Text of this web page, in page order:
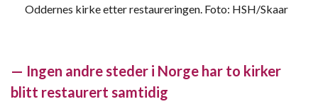
Oddernes kirke etter restaureringen. Foto: HSH/Skaar
— Ingen andre steder i Norge har to kirker
blitt restaurert samtidig